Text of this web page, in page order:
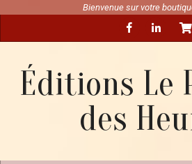
content
Bienvenue sur votre
Navigation
Éditions Le
des